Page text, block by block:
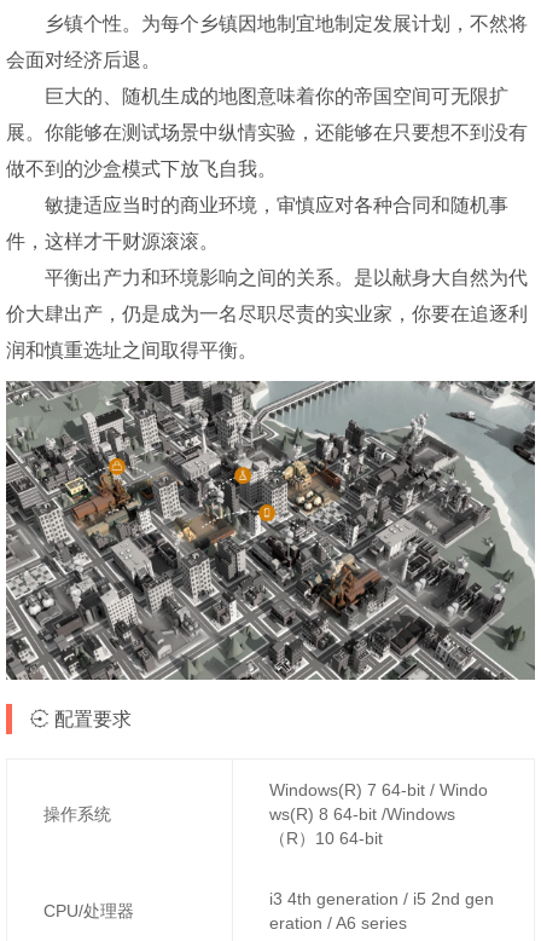
乡镇个性。为每个乡镇因地制宜地制定发展计划，不然将
会面对经济后退。
巨大的、随机生成的地图意味着你的帝国空间可无限扩
展。你能够在测试场景中纵情实验，还能够在只要想不到没有
做不到的沙盒模式下放飞自我。
敏捷适应当时的商业环境，审慎应对各种合同和随机事
件，这样才干财源滚滚。
平衡出产力和环境影响之间的关系。是以献身大自然为代
价大肆出产，仍是成为一名尽职尽责的实业家，你要在追逐利
润和慎重选址之间取得平衡。
配置要求
操作系统
Windows(R) 7 64-bit / Windo
ws(R) 8 64-bit /Windows
（R）10 64-bit
CPU/处理器
i3 4th generation / i5 2nd gen
eration / A6 series